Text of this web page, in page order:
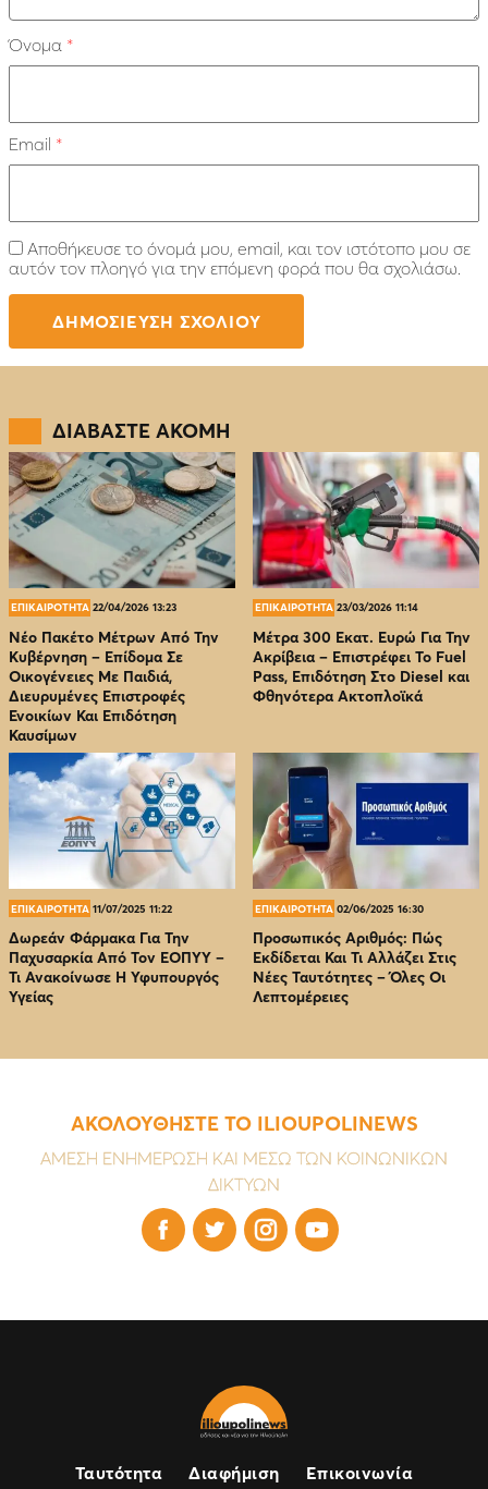
Όνομα *
Email *
Αποθήκευσε το όνομά μου, email, και τον ιστότοπο μου σε
αυτόν τον πλοηγό για την επόμενη φορά που θα σχολιάσω.
ΔΙΑΒΑΣΤΕ ΑΚΟΜΗ
ΕΠΙΚΑΙΡΟΤΗΤΑ 22/04/2026 13:23
Νέο Πακέτο Μέτρων Από Την
Κυβέρνηση – Επίδομα Σε
Οικογένειες Με Παιδιά,
Διευρυμένες Επιστροφές
Ενοικίων Και Επιδότηση
Καυσίμων
ΕΠΙΚΑΙΡΟΤΗΤΑ 23/03/2026 11:14
Μέτρα 300 Εκατ. Ευρώ Για Την
Ακρίβεια – Επιστρέφει Το Fuel
Pass, Επιδότηση Στο Diesel και
Φθηνότερα Ακτοπλοϊκά
ΕΠΙΚΑΙΡΟΤΗΤΑ 11/07/2025 11:22
Δωρεάν Φάρμακα Για Την
Παχυσαρκία Από Τον EOΠΥΥ –
Τι Ανακοίνωσε Η Υφυπουργός
Υγείας
ΕΠΙΚΑΙΡΟΤΗΤΑ 02/06/2025 16:30
Προσωπικός Αριθμός: Πώς
Εκδίδεται Και Τι Αλλάζει Στις
Νέες Ταυτότητες – Όλες Οι
Λεπτομέρειες
ΑΚΟΛΟΥΘΗΣΤΕ ΤΟ ILIOUPOLINEWS
ΑΜΕΣΗ ΕΝΗΜΕΡΩΣΗ ΚΑΙ ΜΕΣΩ ΤΩΝ ΚΟΙΝΩΝΙΚΩΝ
ΔΙΚΤΥΩΝ
   
Ταυτότητα Διαφήμιση Επικοινωνία